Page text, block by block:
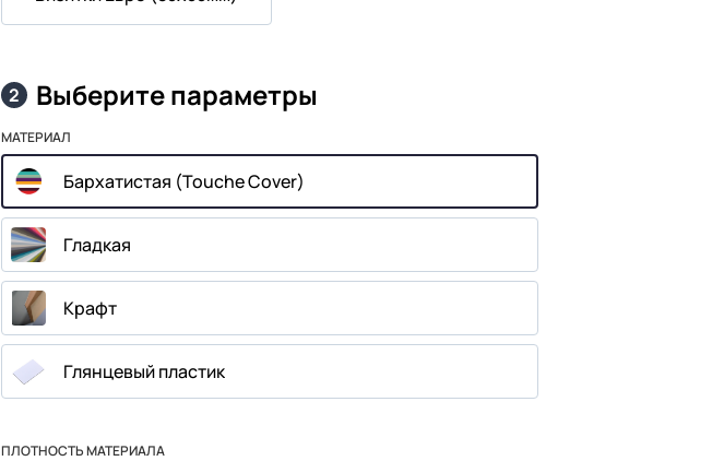
2 Выберите параметры
МАТЕРИАЛ
Бархатистая (Touche Cover)
Гладкая
Крафт
Глянцевый пластик
ПЛОТНОСТЬ МАТЕРИАЛА